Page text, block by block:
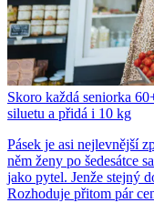
Skoro každá seniorka
siluetu a přidá i 10 kg
Pásek je asi nejlevnější
něm ženy po šedesátce
jako pytel. Jenže stejný
Rozhoduje přitom pár